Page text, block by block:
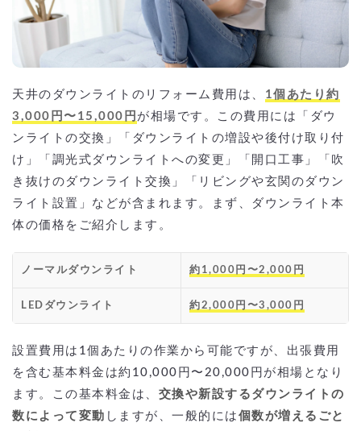
天井のダウンライトのリフォーム費用は、 1個あたり約
3,000円〜15,000円 が相場です。この費用には「ダウ
ンライトの交換」「ダウンライトの増設や後付け取り付
け」「調光式ダウンライトへの変更」「開口工事」「吹
き抜けのダウンライト交換」「リビングや玄関のダウン
ライト設置」などが含まれます。まず、ダウンライト本
体の価格をご紹介します。
ノーマルダウンライト 約1,000円〜2,000円
LEDダウンライト 約2,000円〜3,000円
設置費用は1個あたりの作業から可能ですが、出張費用
を含む基本料金は約10,000円〜20,000円が相場となり
ます。この基本料金は、 交換や新設するダウンライトの
数によって変動 しますが、一般的には 個数が増えるごと